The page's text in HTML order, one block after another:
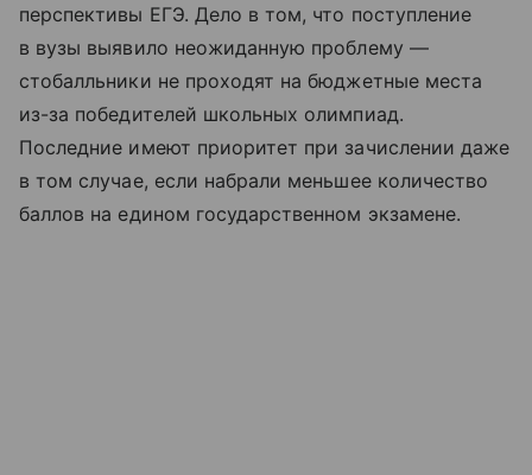
перспективы ЕГЭ. Дело в том, что поступление
в вузы выявило неожиданную проблему —
стобалльники не проходят на бюджетные места
из-за победителей школьных олимпиад.
Последние имеют приоритет при зачислении даже
в том случае, если набрали меньшее количество
баллов на едином государственном экзамене.